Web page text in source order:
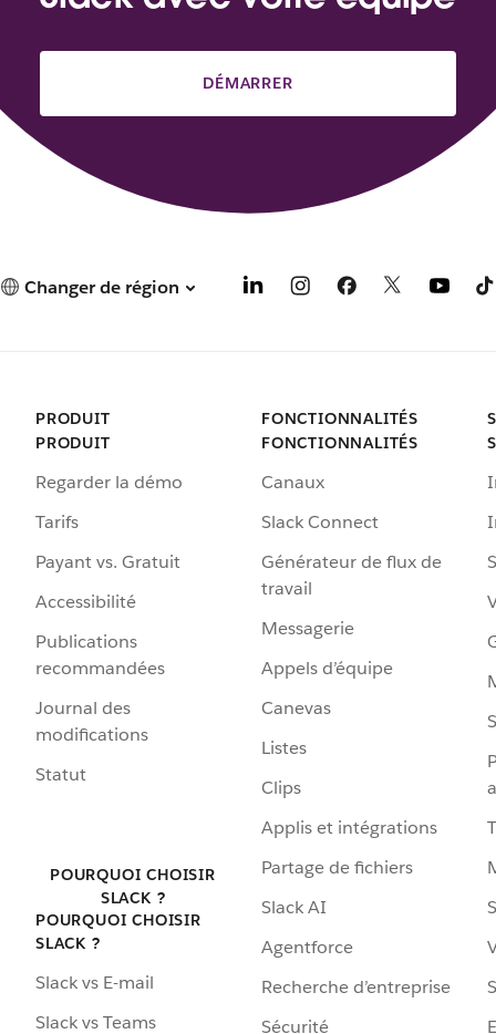
DÉMARRER
Changer de région
PRODUIT
PRODUIT
Regarder la démo
Tarifs
Payant vs. Gratuit
Accessibilité
Publications
recommandées
Journal des
modifications
Statut
POURQUOI CHOISIR
SLACK ?
POURQUOI CHOISIR
SLACK ?
Slack vs E-mail
Slack vs Teams
FONCTIONNALITÉS
FONCTIONNALITÉS
Canaux
Slack Connect
Générateur de flux de
travail
Messagerie
Appels d’équipe
Canevas
Listes
Clips
Applis et intégrations
Partage de fichiers
Slack AI
Agentforce
Recherche d’entreprise
Sécurité